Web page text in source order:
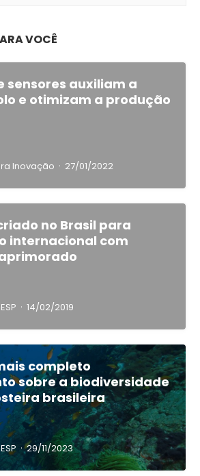
VOCÊ
sensores auxiliam a
e otimizam a produção
Inovação · 27/01/2022
no Brasil para
internacional com
· 14/02/2019
completo
sobre a biodiversidade
brasileira
· 29/11/2023